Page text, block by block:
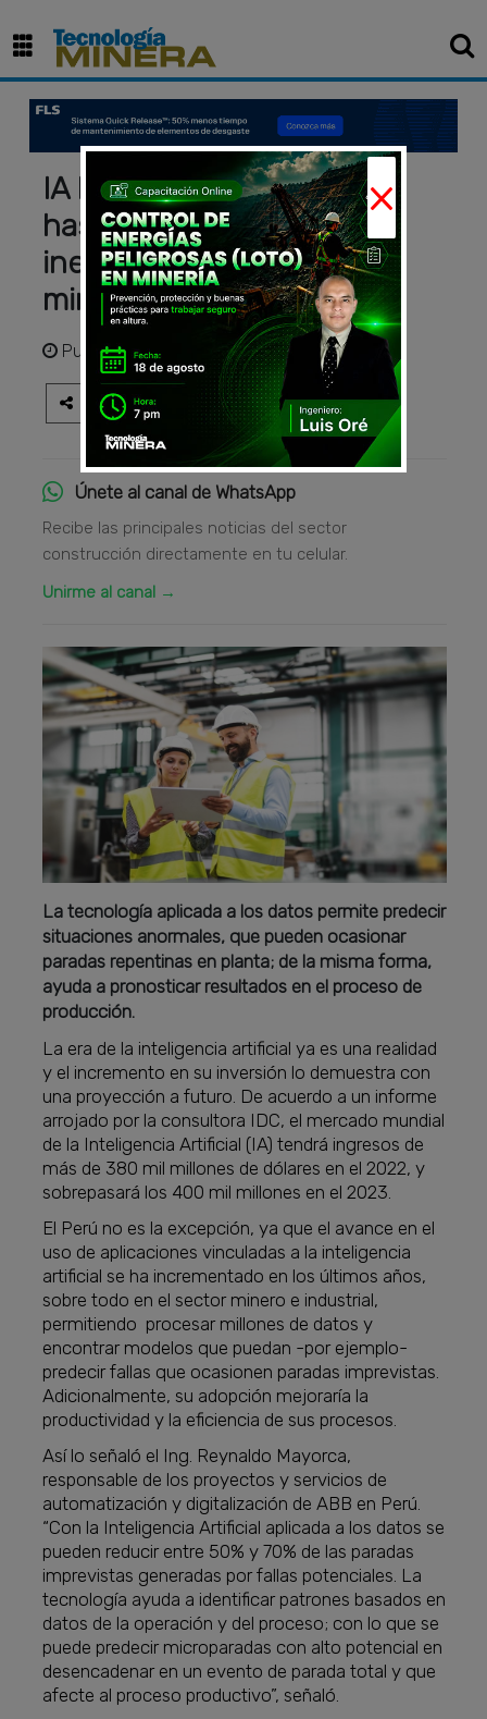
IA lograría reducción de
hasta un 70% en paradas
inesperadas en el sector
minero
Publicadohace 3 años
Únete al canal de WhatsApp
Recibe las principales noticias del sector
construcción directamente en tu celular.
Unirme al canal →
La tecnología aplicada a los datos permite predecir
situaciones anormales, que pueden ocasionar
paradas repentinas en planta; de la misma forma,
ayuda a pronosticar resultados en el proceso de
producción.
La era de la inteligencia artificial ya es una realidad
y el incremento en su inversión lo demuestra con
una proyección a futuro. De acuerdo a un informe
arrojado por la consultora IDC, el mercado mundial
de la Inteligencia Artificial (IA) tendrá ingresos de
más de 380 mil millones de dólares en el 2022, y
sobrepasará los 400 mil millones en el 2023.
El Perú no es la excepción, ya que el avance en el
uso de aplicaciones vinculadas a la inteligencia
artificial se ha incrementado en los últimos años,
sobre todo en el sector minero e industrial,
permitiendo procesar millones de datos y
encontrar modelos que puedan -por ejemplo-
predecir fallas que ocasionen paradas imprevistas.
Adicionalmente, su adopción mejoraría la
productividad y la eficiencia de sus procesos.
Así lo señaló el Ing. Reynaldo Mayorca,
responsable de los proyectos y servicios de
automatización y digitalización de ABB en Perú.
“Con la Inteligencia Artificial aplicada a los datos se
pueden reducir entre 50% y 70% de las paradas
imprevistas generadas por fallas potenciales. La
tecnología ayuda a identificar patrones basados en
datos de la operación y del proceso; con lo que se
puede predecir microparadas con alto potencial en
desencadenar en un evento de parada total y que
afecte al proceso productivo”, señaló.
×